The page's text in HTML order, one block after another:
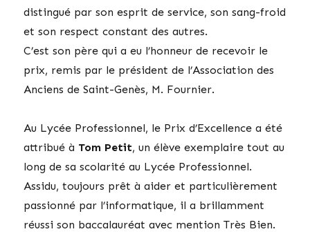
distingué par son esprit de service, son sang-froid
et son respect constant des autres.
C’est son père qui a eu l’honneur de recevoir le
prix, remis par le président de l’Association des
Anciens de Saint-Genès, M. Fournier.
Au Lycée Professionnel, le Prix d’Excellence a été
attribué à Tom Petit, un élève exemplaire tout au
long de sa scolarité au Lycée Professionnel.
Assidu, toujours prêt à aider et particulièrement
passionné par l’informatique, il a brillamment
réussi son baccalauréat avec mention Très Bien.